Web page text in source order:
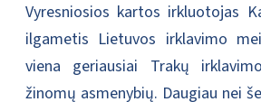
Vyresniosios kartos irkluotojas
ilgametis Lietuvos irklavimo
viena geriausiai Trakų
žinomų asmenybių. Daugiau nei